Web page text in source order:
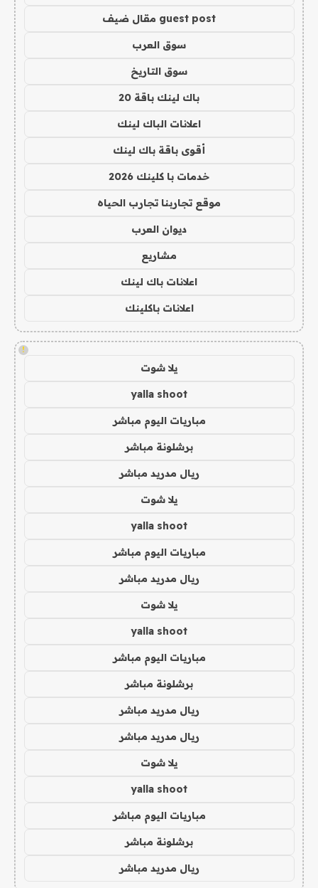
guest post مقال ضيف
سوق العرب
سوق التاريخ
باك لينك باقة 20
اعلانات الباك لينك
أقوى باقة باك لينك
خدمات با كلينك 2026
موقع تجاربنا تجارب الحياه
ديوان العرب
مشاريع
اعلانات باك لينك
اعلانات باكلينك
!
يلا شوت
yalla shoot
مباريات اليوم مباشر
برشلونة مباشر
ريال مدريد مباشر
يلا شوت
yalla shoot
مباريات اليوم مباشر
ريال مدريد مباشر
يلا شوت
yalla shoot
مباريات اليوم مباشر
برشلونة مباشر
ريال مدريد مباشر
ريال مدريد مباشر
يلا شوت
yalla shoot
مباريات اليوم مباشر
برشلونة مباشر
ريال مدريد مباشر